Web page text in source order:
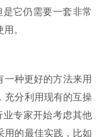
它仍需要一套非常
。
一种更好的方法来用
充分利用现有的互操
专家开始考虑其他
用的最佳实践，比如